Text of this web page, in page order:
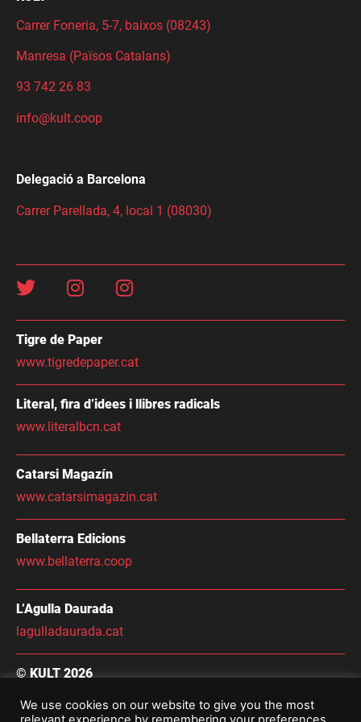
Carrer Foneria, 5-7, baixos (08243)
Manresa (Països Catalans)
93 742 26 83
info@kult.coop
Delegació a Barcelona
Carrer Parellada, 4, local 1 (08030)
Tigre de Paper
www.tigredepaper.cat
Literal, fira d’idees i llibres radicals
www.literalbcn.cat
Catarsi Magazín
www.catarsimagazin.cat
Bellaterra Edicions
www.bellaterra.coop
L’Agulla Daurada
lagulladaurada.cat
© KULT 2026
Condicions Generals de Contractació
We use cookies on our website to give you the most